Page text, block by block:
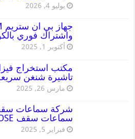
يوليو 4, 2026
واشتراك فوري
أكتوبر 1, 2025
تاشيرة شنغن
مارس 26, 2025
سماعات سقف BOSE أصلية
فبراير 5, 2025